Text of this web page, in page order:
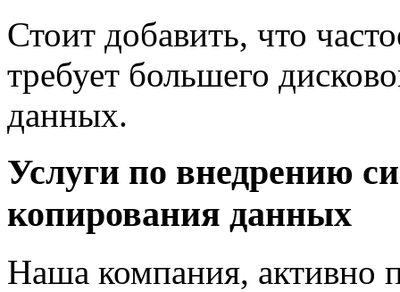
Стоит добавить, что
требует большего
данных.
Услуги по внедрению
копирования данных
Наша компания, активно